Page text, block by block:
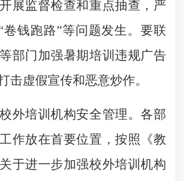
展监督检查和重点抽查，严
卷钱跑路”等问题发生。要联
部门加强暑期培训违规广告
击虚假宣传和恶意炒作。
培训机构安全管理。各部
作放在首要位置，按照《教
于进一步加强校外培训机构